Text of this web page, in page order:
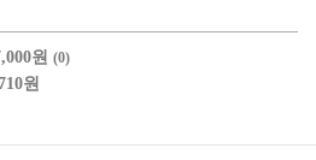
원 (0)
원